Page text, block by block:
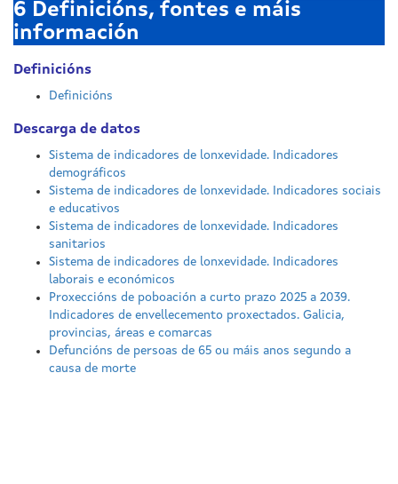
6 Definicións, fontes e máis
información
Definicións
Definicións
Descarga de datos
Sistema de indicadores de lonxevidade. Indicadores
demográficos
Sistema de indicadores de lonxevidade. Indicadores sociais
e educativos
Sistema de indicadores de lonxevidade. Indicadores
sanitarios
Sistema de indicadores de lonxevidade. Indicadores
laborais e económicos
Proxeccións de poboación a curto prazo 2025 a 2039.
Indicadores de envellecemento proxectados. Galicia,
provincias, áreas e comarcas
Defuncións de persoas de 65 ou máis anos segundo a
causa de morte